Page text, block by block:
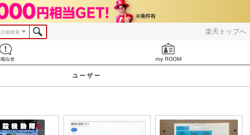
楽天トップへ
詳細検索
ユーザー